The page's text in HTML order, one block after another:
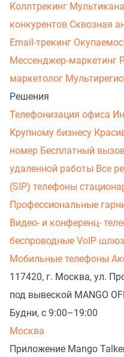
Коллтрекинг
конкурентов Сквозная
Email-трекинг
Мессенджер‑маркетинг
маркетолог
Решения
Телефонизация офиса
Крупному бизнесу
номер Бесплатный
удаленной работы Все
(SIP) телефоны
Профессиональные
Видео- и конференц-
беспроводные VoIP
Мобильные телефоны
117420, г. Москва, ул.
под вывеской MANGO
Будни, с 9:00–19:00
Москва
Приложение Mango